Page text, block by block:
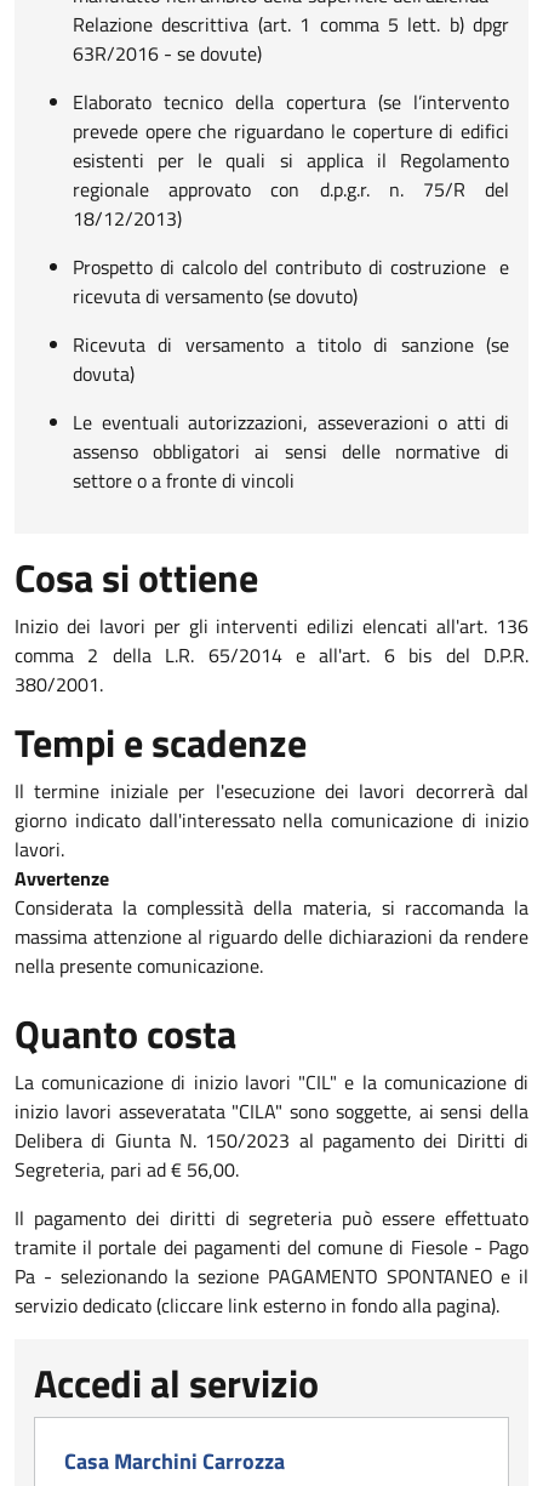
Relazione descrittiva (art. 1 comma 5 lett. b) dpgr
63R/2016 - se dovute)
Elaborato tecnico della copertura (se l’intervento
prevede opere che riguardano le coperture di edifici
esistenti per le quali si applica il Regolamento
regionale approvato con d.p.g.r. n. 75/R del
18/12/2013)
Prospetto di calcolo del contributo di costruzione e
ricevuta di versamento (se dovuto)
Ricevuta di versamento a titolo di sanzione (se
dovuta)
Le eventuali autorizzazioni, asseverazioni o atti di
assenso obbligatori ai sensi delle normative di
settore o a fronte di vincoli
Cosa si ottiene
Inizio dei lavori per gli interventi edilizi elencati all'art. 136
comma 2 della L.R. 65/2014 e all'art. 6 bis del D.P.R.
380/2001.
Tempi e scadenze
Il termine iniziale per l'esecuzione dei lavori decorrerà dal
giorno indicato dall'interessato nella comunicazione di inizio
lavori.
Avvertenze
Considerata la complessità della materia, si raccomanda la
massima attenzione al riguardo delle dichiarazioni da rendere
nella presente comunicazione.
Quanto costa
La comunicazione di inizio lavori "CIL" e la comunicazione di
inizio lavori asseveratata "CILA" sono soggette, ai sensi della
Delibera di Giunta N. 150/2023 al pagamento dei Diritti di
Segreteria, pari ad € 56,00.
Il pagamento dei diritti di segreteria può essere effettuato
tramite il portale dei pagamenti del comune di Fiesole - Pago
Pa - selezionando la sezione PAGAMENTO SPONTANEO e il
servizio dedicato (cliccare link esterno in fondo alla pagina).
Accedi al servizio
Casa Marchini Carrozza